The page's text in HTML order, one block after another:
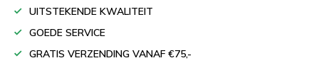
UITSTEKENDE KWALITEIT
GOEDE SERVICE
GRATIS VERZENDING VANAF €75,-